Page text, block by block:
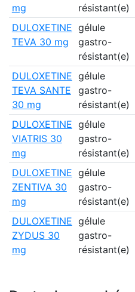
mg
résistant(e)
DULOXETINE
TEVA 30 mg
gélule
gastro-
résistant(e)
DULOXETINE
TEVA SANTE
30 mg
gélule
gastro-
résistant(e)
DULOXETINE
VIATRIS 30
mg
gélule
gastro-
résistant(e)
DULOXETINE
ZENTIVA 30
mg
gélule
gastro-
résistant(e)
DULOXETINE
ZYDUS 30
mg
gélule
gastro-
résistant(e)